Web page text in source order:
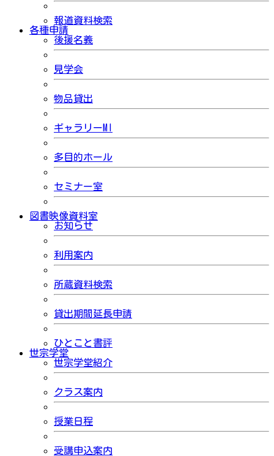
報道資料検索
各種申請
後援名義
見学会
物品貸出
ギャラリーMI
多目的ホール
セミナー室
図書映像資料室
お知らせ
利用案内
所蔵資料検索
貸出期間延長申請
ひとこと書評
世宗学堂
世宗学堂紹介
クラス案内
授業日程
受講申込案内